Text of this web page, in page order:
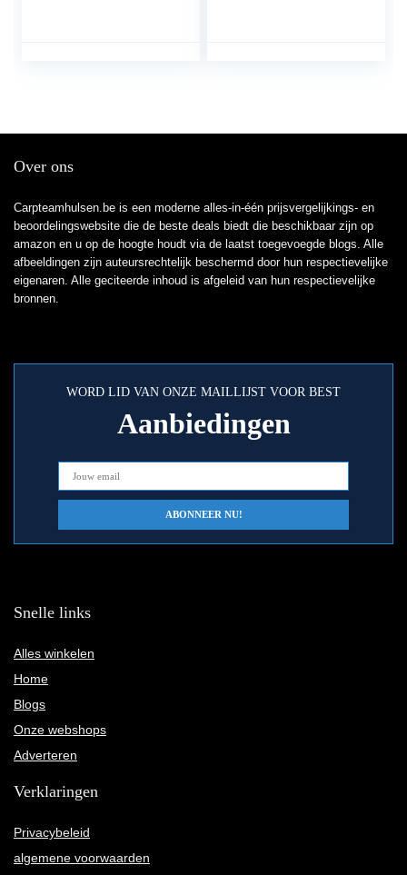
Over ons
Carpteamhulsen.be is een moderne alles-in-één prijsvergelijkings- en
beoordelingswebsite die de beste deals biedt die beschikbaar zijn op
amazon en u op de hoogte houdt via de laatst toegevoegde blogs. Alle
afbeeldingen zijn auteursrechtelijk beschermd door hun respectievelijke
eigenaren. Alle geciteerde inhoud is afgeleid van hun respectievelijke
bronnen.
WORD LID VAN ONZE MAILLIJST VOOR BEST
Aanbiedingen
Snelle links
Alles winkelen
Home
Blogs
Onze webshops
Adverteren
Verklaringen
Privacybeleid
algemene voorwaarden